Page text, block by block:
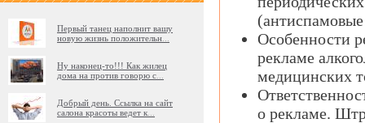
Первый танец наполнит вашу
новую жизнь положительн
Ну наконец-то!!! Как жилец
дома на против говорю с
Добрый день. Ссылка на сайт
салона красоты ведет к
Особенности
рекламе
медицинских
о рекламе.